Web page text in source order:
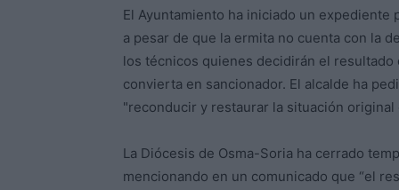
El Ayuntamiento ha iniciado un
a pesar de que la ermita no cuenta con la
los técnicos quienes decidirán el
convierta en sancionador. El alcalde ha
"reconducir y restaurar la situación original
La Diócesis de Osma-Soria ha cerrado
mencionando en un comunicado que “el